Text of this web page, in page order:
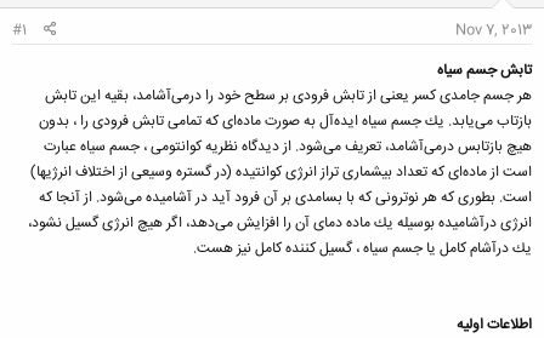
ه
م
و
ض
و
ع
Nov 7, 2013
#1
تابش جسم سیاه
هر جسم جامدی كسر یعنی از تابش فرودی بر سطح خود را درمی‌آشامد، بقیه این تابش
بازتاب می‌یابد. یك جسم سیاه ایده‌آل به صورت ماده‌ای كه تمامی تابش فرودی را ، بدون
هیچ بازتابس درمی‌آشامد، تعریف می‌شود. از دیدگاه نظریه كوانتومی ، جسم سیاه عبارت
است از ماده‌ای كه تعداد بیشماری تراز انرژی كوانتیده (در گستره وسیعی از اختلاف انرژیها)
است. بطوری كه هر نوترونی كه با بسامدی بر آن فرود آید در آشامیده می‌شود. از آنجا كه
انرژی درآشامیده بوسیله یك ماده دمای آن را افزایش می‌دهد، اگر هیچ انرژی گسیل نشود،
یك درآشام كامل یا جسم سیاه ، گسیل كننده كامل نیز هست.
اطلاعات اولیه